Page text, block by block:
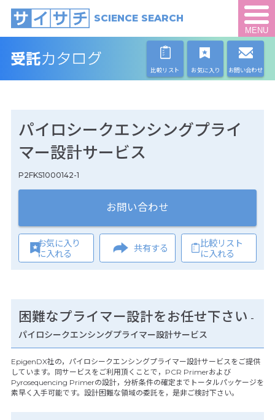
SCIENCE SEARCH
MENU
比較リスト お気に入り お問い合わせ
パイロシークエンシングプライ
マー設計サービス
P2FKS1000142-1
お問い合わせ
お気に入り
に入れる
共有する
比較リスト
に入れる
困難なプライマー設計をお任せ下さい -
パイロシークエンシングプライマー設計サービス
EpigenDX社の，パイロシークエンシングプライマー設計サービスをご提供
しています。同サービスをご利用頂くことで，PCR Primerおよび
Pyrosequencing Primerの設計，分析条件の確定までトータルパッケージを
素早く入手可能です。設計困難な領域の委託を，是非ご検討下さい。